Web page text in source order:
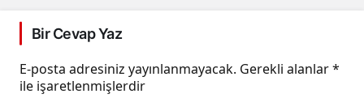
Bir Cevap Yaz
E-posta adresiniz yayınlanmayacak. Gerekli alanlar*
ile işaretlenmişlerdir